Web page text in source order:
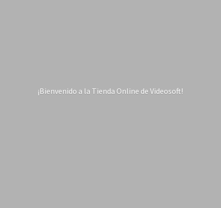
¡Bienvenido a la Tienda Online de Videosoft!